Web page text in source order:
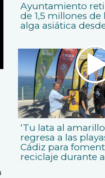
Ayuntamiento
de 1,5 millones de
alga asiática
‘Tu lata al
regresa a las
Cádiz para
reciclaje durante